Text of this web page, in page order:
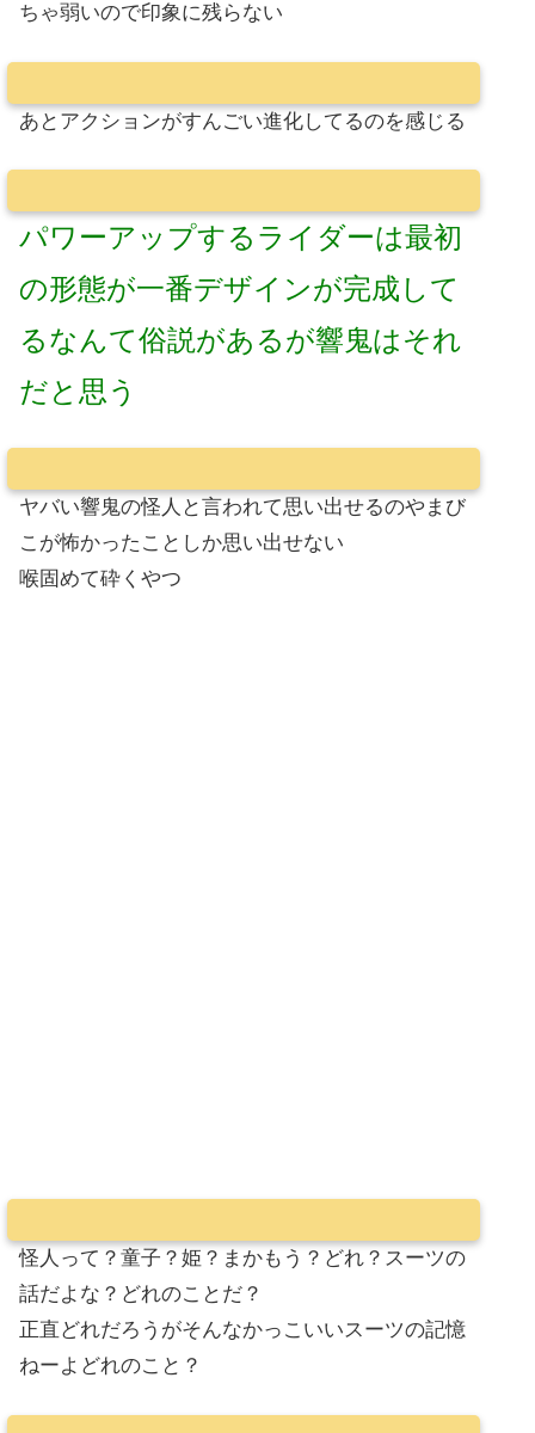
ちゃ弱いので印象に残らない
あとアクションがすんごい進化してるのを感じる
パワーアップするライダーは最初
の形態が一番デザインが完成して
るなんて俗説があるが響鬼はそれ
だと思う
ヤバい響鬼の怪人と言われて思い出せるのやまび
こが怖かったことしか思い出せない
喉固めて砕くやつ
怪人って？童子？姫？まかもう？どれ？スーツの
話だよな？どれのことだ？
正直どれだろうがそんなかっこいいスーツの記憶
ねーよどれのこと？